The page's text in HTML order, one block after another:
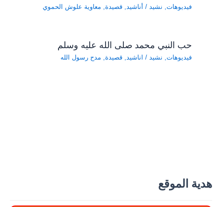
هدية الموقع
فيديوهات نشيد / أناشيد ,قصيدة معاوية علوش الحموي
حب النبي محمد صلى الله عليه وسلم
فيديوهات, نشيد / اناشيد,قصيدة, مدح رسول الله